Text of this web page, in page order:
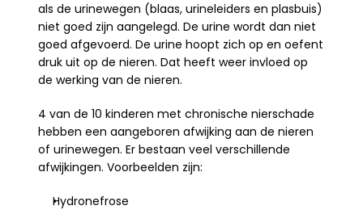
als de urinewegen (blaas, urineleiders en plasbuis)
niet goed zijn aangelegd. De urine wordt dan niet
goed afgevoerd. De urine hoopt zich op en oefent
druk uit op de nieren. Dat heeft weer invloed op
de werking van de nieren.
4 van de 10 kinderen met chronische nierschade
hebben een aangeboren afwijking aan de nieren
of urinewegen. Er bestaan veel verschillende
afwijkingen. Voorbeelden zijn:
Hydronefrose